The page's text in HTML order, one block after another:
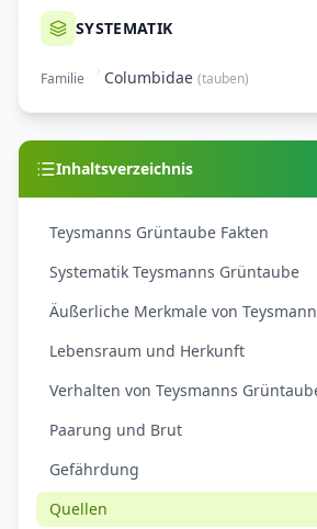
SYSTEMATIK
Familie Columbidae (tauben)
Inhaltsverzeichnis
Teysmanns Grüntaube Fakten
Systematik Teysmanns Grüntaube
Äußerliche Merkmale von
Lebensraum und Herkunft
Verhalten von Teysmanns
Paarung und Brut
Gefährdung
Quellen